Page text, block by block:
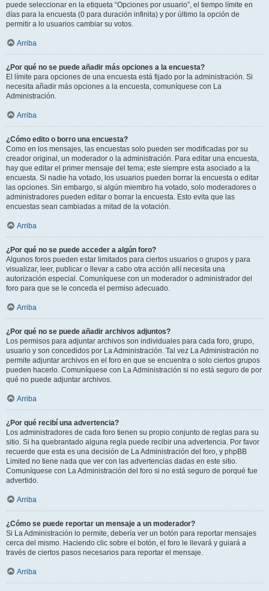
puede seleccionar en la etiqueta “Opciones por usuario”, el tiempo límite en
días para la encuesta (0 para duración infinita) y por último la opción de
permitir a lo usuarios cambiar su votos.
Arriba
¿Por qué no se puede añadir más opciones a la encuesta?
El límite para opciones de una encuesta está fijado por la administración. Si
necesita añadir más opciones a la encuesta, comuníquese con La
Administración.
Arriba
¿Cómo edito o borro una encuesta?
Como en los mensajes, las encuestas solo pueden ser modificadas por su
creador original, un moderador o la administración. Para editar una encuesta,
hay que editar el primer mensaje del tema; este siempre esta asociado a la
encuesta. Si nadie ha votado, los usuarios pueden borrar la encuesta o editar
las opciones. Sin embargo, si algún miembro ha votado, solo moderadores o
administradores pueden editar o borrar la encuesta. Esto evita que las
encuestas sean cambiadas a mitad de la votación.
Arriba
¿Por qué no se puede acceder a algún foro?
Algunos foros pueden estar limitados para ciertos usuarios o grupos y para
visualizar, leer, publicar o llevar a cabo otra acción allí necesita una
autorización especial. Comuníquese con un moderador o administrador del
foro para que se le conceda el permiso adecuado.
Arriba
¿Por qué no se puede añadir archivos adjuntos?
Los permisos para adjuntar archivos son individuales para cada foro, grupo,
usuario y son concedidos por La Administración. Tal vez La Administración no
permite adjuntar archivos en el foro en que se encuentra o solo ciertos grupos
pueden hacerlo. Comuníquese con La Administración si no está seguro de por
qué no puede adjuntar archivos.
Arriba
¿Por qué recibí una advertencia?
Los administradores de cada foro tienen su propio conjunto de reglas para su
sitio. Si ha quebrantado alguna regla puede recibir una advertencia. Por favor
recuerde que esta es una decisión de La Administración del foro, y phpBB
Limited no tiene nada que ver con las advertencias dadas en este sitio.
Comuníquese con La Administración del foro si no está seguro de porqué fue
advertido.
Arriba
¿Cómo se puede reportar un mensaje a un moderador?
Si La Administración lo permite, debería ver un botón para reportar mensajes
cerca del mismo. Haciendo clic sobre el botón, el foro le llevará y guiará a
través de ciertos pasos necesarios para reportar el mensaje.
Arriba